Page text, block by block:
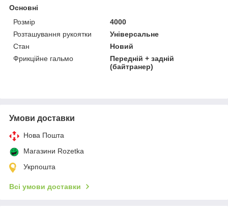
Основні
Розмір
4000
Розташування рукоятки
Універсальне
Стан
Новий
Фрикційне гальмо
Передній + задній
(байтранер)
Умови доставки
Нова Пошта
Магазини Rozetka
Укрпошта
Всі умови доставки